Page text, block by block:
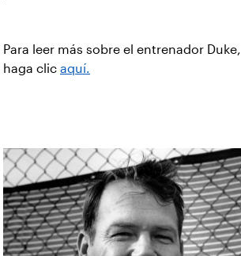
Para leer más sobre el entrenador Duke,
haga clic aquí.